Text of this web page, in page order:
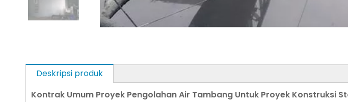
Deskripsi produk
Kontrak Umum Proyek Pengolahan Air Tambang Untuk Proyek Konstruksi